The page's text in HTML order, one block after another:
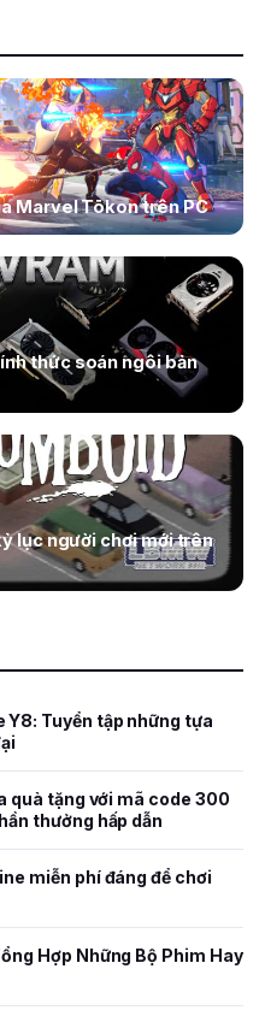
Marvel Tōkon trên PC
thức soán ngôi bản
lục người chơi mới trên
Y8: Tuyển tập những tựa
quà tặng với mã code 300
thưởng hấp dẫn
miễn phí đáng để chơi
Hợp Những Bộ Phim Hay